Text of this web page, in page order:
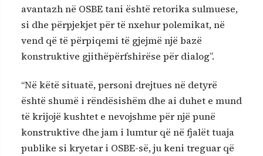
avantazh në OSBE tani është retorika sulmuese,
si dhe përpjekjet për të nxehur polemikat, në
vend që të përpiqemi të gjejmë një bazë
konstruktive gjithëpërfshirëse për dialog”.
“Në këtë situatë, personi drejtues në detyrë
është shumë i rëndësishëm dhe ai duhet e mund
të krijojë kushtet e nevojshme për një punë
konstruktive dhe jam i lumtur që në fjalët tuaja
publike si kryetar i OSBE-së, ju keni treguar që